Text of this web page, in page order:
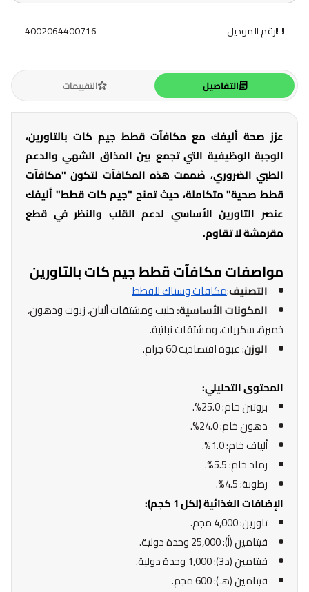
رقم الموديل 4002064400716
التفاصيل التقييمات
عزز صحة أليفك مع مكافآت قطط جيم كات بالتاورين،
الوجبة الوظيفية التي تجمع بين المذاق الشهي والدعم
الطبي الضروري، صُممت هذه المكافآت لتكون "مكافآت
قطط صحية" متكاملة، حيث تمنح "جيم كات قطط" أليفك
عنصر التاورين الأساسي لدعم القلب والنظر في قطع
مقرمشة لا تقاوم.
مواصفات مكافآت قطط جيم كات بالتاورين
التصنيف:مكافآت وسناك للقطط
المكونات الأساسية:حليب ومشتقات ألبان، زيوت ودهون،
خميرة، سكريات، ومشتقات نباتية.
الوزن: عبوة اقتصادية 60 جرام.
المحتوى التحليلي:
بروتين خام: 25.0%.
دهون خام: 24.0%.
ألياف خام: 1.0%.
رماد خام: 5.5%.
رطوبة: 4.5%.
الإضافات الغذائية (لكل 1 كجم):
تاورين: 4,000 مجم.
فيتامين (أ): 25,000 وحدة دولية.
فيتامين (د3): 1,000 وحدة دولية.
فيتامين (هـ): 600 مجم.